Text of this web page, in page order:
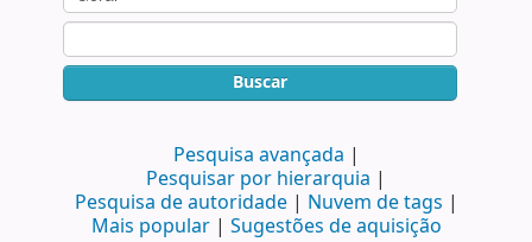
Buscar
Pesquisa avançada
Pesquisar por hierarquia
Pesquisa de autoridade
Nuvem de tags
Mais popular
Sugestões de aquisição